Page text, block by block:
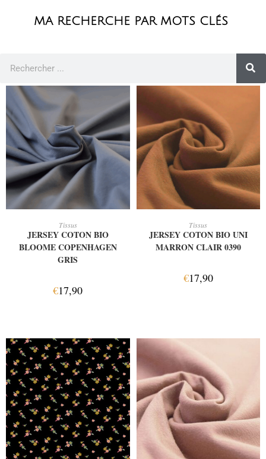
MA RECHERCHE PAR MOTS CLÉS
Tissus
JERSEY COTON BIO
BLOOME COPENHAGEN
GRIS
€17,90
Tissus
JERSEY COTON BIO UNI
MARRON CLAIR 0390
€17,90